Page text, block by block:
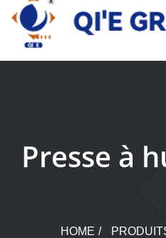
Skip
content
Presse à
HOME